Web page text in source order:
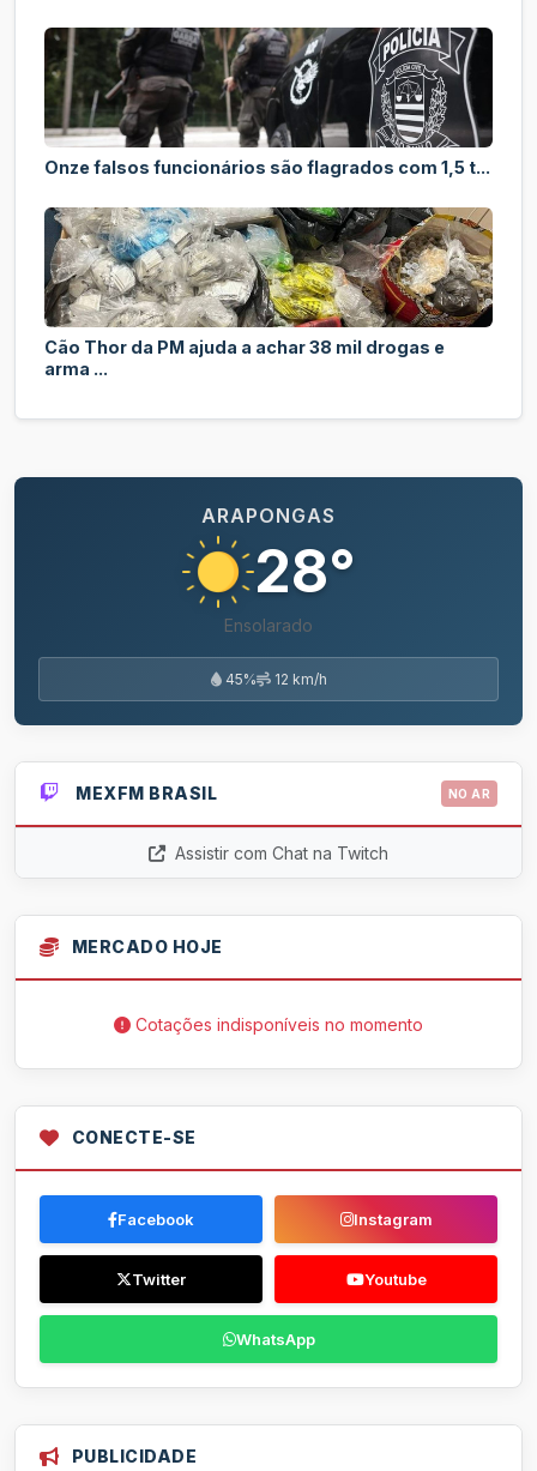
Onze falsos funcionários são flagrados com 1,5 t...
Cão Thor da PM ajuda a achar 38 mil drogas e
arma ...
ARAPONGAS
28°
Ensolarado
45% 12 km/h
MEXFM BRASIL NO AR
Assistir com Chat na Twitch
MERCADO HOJE
Cotações indisponíveis no momento
CONECTE-SE
Facebook Instagram
Twitter Youtube
WhatsApp
PUBLICIDADE